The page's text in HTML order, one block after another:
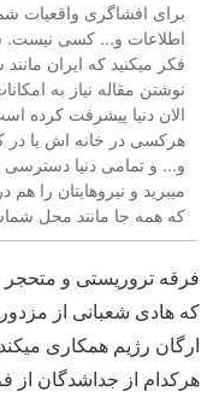
برای افشاگری واقعیات
اطلاعات و... کسی نیست.
نوشتن مقاله نیاز به
الان دنیا پیشرفت کرده
هرکسی در خانه اش یا در
و... و تمامی دنیا
میبرید و نیروهایتان را
که همه جا مانند محل
فرقه تروریستی و
که هادی شعبانی از
ارگان رژیم همکاری
هرکدام از جداشدگان از